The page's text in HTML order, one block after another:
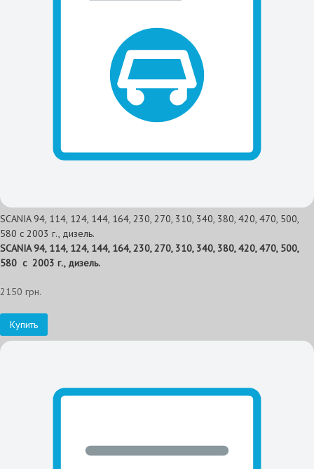
SCANIA 94, 114, 124, 144, 164, 230, 270, 310, 340, 380, 420, 470, 500,
580 c 2003 г., дизель.
SCANIA 94, 114, 124, 144, 164, 230, 270, 310, 340, 380, 420, 470, 500,
580 c 2003 г., дизель.
2150 грн.
Купить